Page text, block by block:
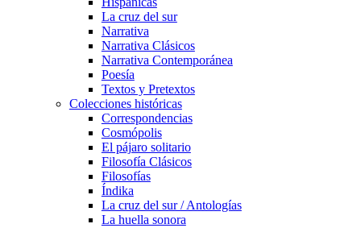
La cruz del sur
Narrativa
Narrativa Clásicos
Narrativa Contemporánea
Poesía
Textos y Pretextos
Colecciones históricas
Correspondencias
Cosmópolis
El pájaro solitario
Filosofía Clásicos
Filosofías
Índika
La cruz del sur / Antologías
La huella sonora